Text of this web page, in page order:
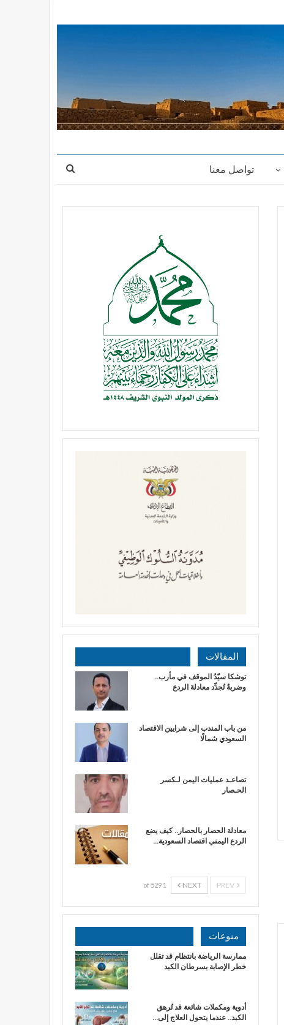
تواصل معنا
المقالات
توشكا سيّدُ الموقف في مأرب..
وضربةٌ تُجدِّد معادلةَ الردع
من باب المندب إلى شرايين الاقتصاد
السعودي شمالًا
تصاعـد عمليات اليمن لـكسر
الحـصار
معادلة الحصار بالحصار.. كيف يضع
الردع اليمني اقتصاد السعودية…
NEXT
1 of 529
منوعات
ممارسة الرياضة بانتظام قد تقلل
خطر الإصابة بسرطان الكبد
أدوية ومكملات شائعة قد تُرهق
الكبد.. عندما يتحول العلاج إلى…